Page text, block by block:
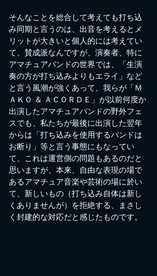
そんなことを総合して考えても打ち込
み同期と言うのは、出音を考えるとメ
リットが大きいと個人的には考えてい
て、賛成派なんですが、演奏者、特に
アマチュアバンドの世界では、「生演
奏の方が打ち込みよりもエライ」など
と言う風潮が強くあって、我らが「Ｍ
ＡＫＯ ＆ ＡＣＯＲＤＥ」が以前何度か
出演したアマチュアバンドの野外フェ
スでも、私たちが最後に出演した翌年
からは「打ち込みを使用するバンドは
お断り」等と言う事態にもなってい
て、これは運営側の問題もあるのだと
思いますが、本来、自由な表現の場で
あるアマチュア音楽や芸術の場に於い
て、新しいもの（打ち込み自体は新し
くありませんが）を拒絶する、まさし
く封建的な対応だと感じたものです。